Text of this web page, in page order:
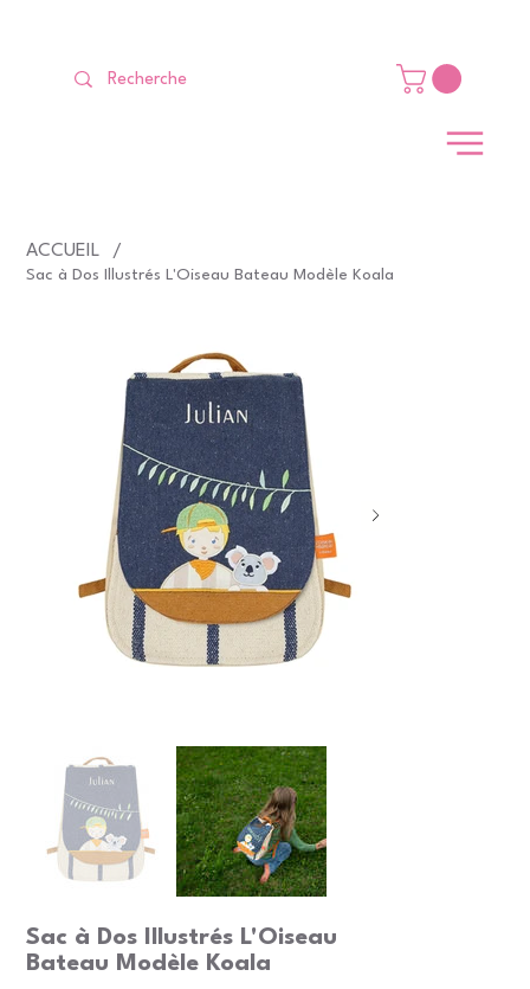
ACCUEIL /
Sac à Dos Illustrés L'Oiseau Bateau Modèle Koala
Sac à Dos Illustrés L'Oiseau
Bateau Modèle Koala